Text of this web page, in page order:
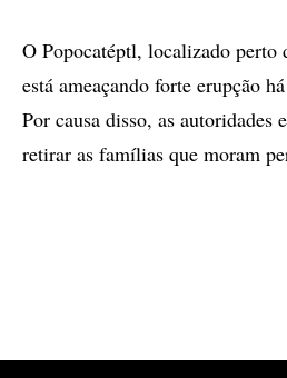
O Popocatéptl, localizado perto
está ameaçando forte erupção
Por causa disso, as autoridades
retirar as famílias que moram